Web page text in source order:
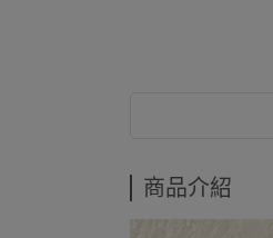
商品介紹